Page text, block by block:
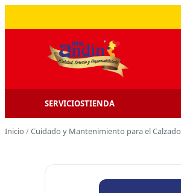
SERVICIOSTIENDA
Inicio /Cuidado y Mantenimiento para el Calzado